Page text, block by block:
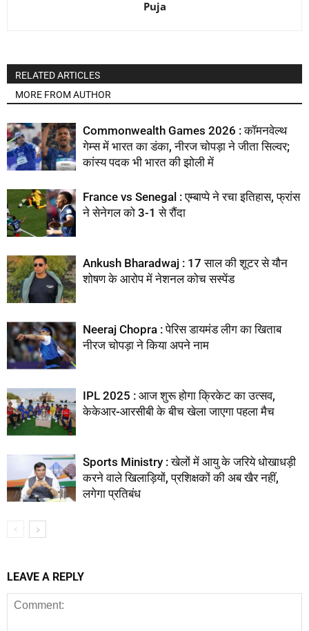
Puja
RELATED ARTICLES
MORE FROM AUTHOR
Commonwealth Games 2026 : कॉमनवेल्थ
गेम्स में भारत का डंका, नीरज चोपड़ा ने जीता सिल्वर;
कांस्य पदक भी भारत की झोली में
France vs Senegal : एम्बाप्पे ने रचा इतिहास, फ्रांस
ने सेनेगल को 3-1 से रौंदा
Ankush Bharadwaj : 17 साल की शूटर से यौन
शोषण के आरोप में नेशनल कोच सस्पेंड
Neeraj Chopra : पेरिस डायमंड लीग का खिताब
नीरज चोपड़ा ने किया अपने नाम
IPL 2025 : आज शुरू होगा क्रिकेट का उत्सव,
केकेआर-आरसीबी के बीच खेला जाएगा पहला मैच
Sports Ministry : खेलों में आयु के जरिये धोखाधड़ी
करने वाले खिलाड़ियों, प्रशिक्षकों की अब खैर नहीं,
लगेगा प्रतिबंध
LEAVE A REPLY